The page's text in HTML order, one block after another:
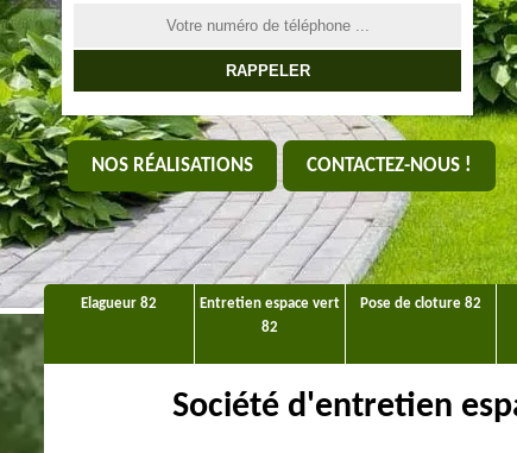
NOS RÉALISATIONS CONTACTEZ-NOUS !
Elagueur 82
Entretien espace vert
82
Pose de cloture 82
Société d'entretien